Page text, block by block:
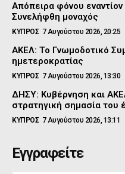
Απόπειρα φόνου
Συνελήφθη μοναχός
ΚΥΠΡΟΣ 7 Αυγούστου 2026, 20:25
ΑΚΕΛ: Το Γνωμοδοτικό
ημετεροκρατίας
ΚΥΠΡΟΣ 7 Αυγούστου 2026, 13:30
ΔΗΣΥ: Κυβέρνηση και
στρατηγική σημασία του
ΚΥΠΡΟΣ 7 Αυγούστου 2026, 13:11
Εγγραφείτε